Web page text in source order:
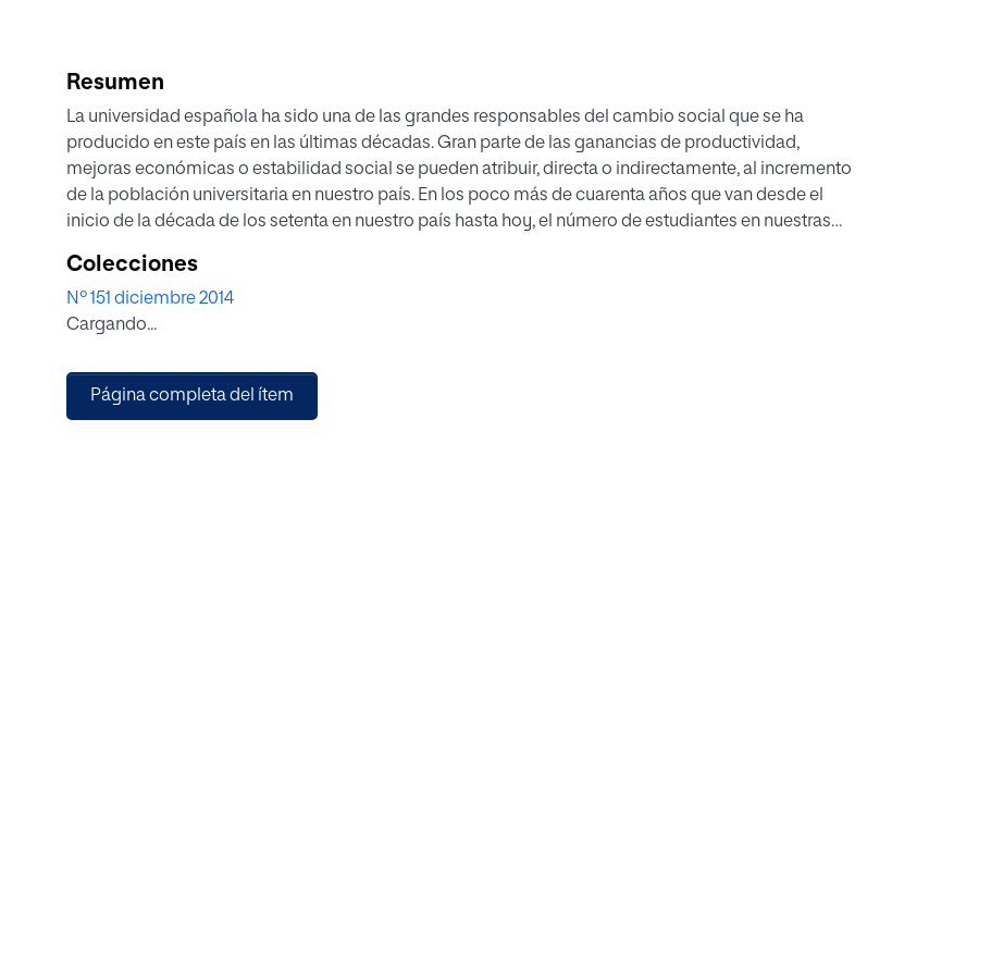
Resumen
La universidad española ha sido una de las grandes responsables del cambio social que se ha
producido en este país en las últimas décadas. Gran parte de las ganancias de productividad,
mejoras económicas o estabilidad social se pueden atribuir, directa o indirectamente, al incremento
de la población universitaria en nuestro país. En los poco más de cuarenta años que van desde el
inicio de la década de los setenta en nuestro país hasta hoy, el número de estudiantes en nuestras
Colecciones
Nº 151 diciembre 2014
Cargando...
Página completa del ítem